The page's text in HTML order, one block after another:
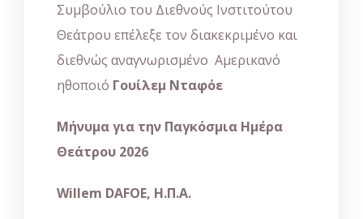
Συμβούλιο του Διεθνούς Ινστιτούτου
Θεάτρου επέλεξε τον διακεκριμένο και
διεθνώς αναγνωρισμένο Αμερικανό
ηθοποιό Γουίλεμ Νταφόε
Μήνυμα για την Παγκόσμια Ημέρα
Θεάτρου 2026
Willem DAFOE, Η.Π.Α.